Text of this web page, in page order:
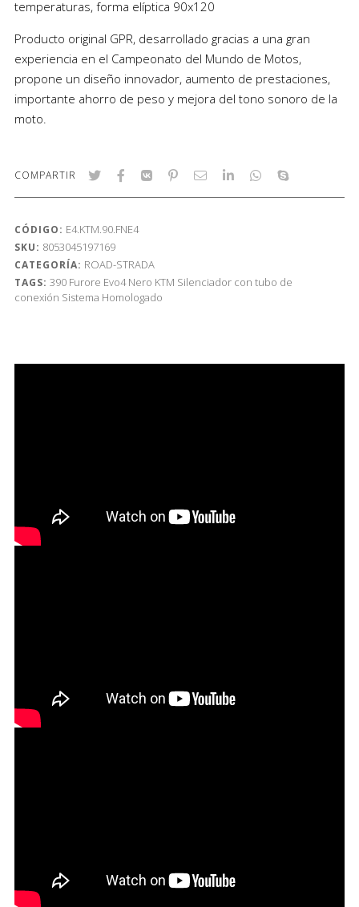
temperaturas, forma elíptica 90x120
Producto original GPR, desarrollado gracias a una gran
experiencia en el Campeonato del Mundo de Motos,
propone un diseño innovador, aumento de prestaciones,
importante ahorro de peso y mejora del tono sonoro de la
moto.
COMPARTIR
CÓDIGO: E4.KTM.90.FNE4
SKU: 8053045197169
CATEGORÍA: ROAD-STRADA
TAGS: 390 Furore Evo4 Nero KTM Silenciador con tubo de
conexión Sistema Homologado